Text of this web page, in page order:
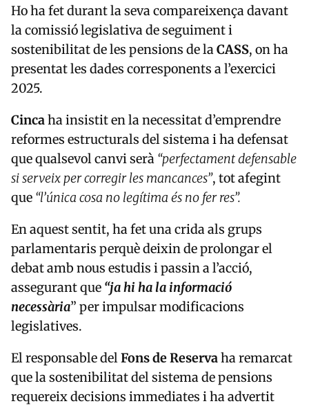
Ho ha fet durant la seva compareixença davant
la comissió legislativa de seguiment i
sostenibilitat de les pensions de laCASS, on ha
presentat les dades corresponents a l’exercici
2025.
Cincaha insistit en la necessitat d’emprendre
reformes estructurals del sistema i ha defensat
que qualsevol canvi serà “perfectament defensable
si serveix per corregir les mancances”, tot afegint
que “l’única cosa no legítima és no fer res”.
En aquest sentit, ha fet una crida als grups
parlamentaris perquè deixin de prolongar el
debat amb nous estudis i passin a l’acció,
assegurant que “ja hi ha la informació
necessària” per impulsar modificacions
legislatives.
El responsable delFons de Reservaha remarcat
que la sostenibilitat del sistema de pensions
requereix decisions immediates i ha advertit